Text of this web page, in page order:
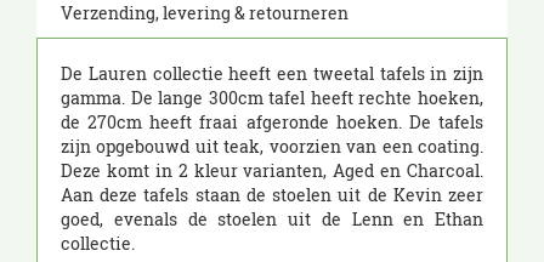
Verzending, levering & retourneren
De Lauren collectie heeft een tweetal tafels in zijn
gamma. De lange 300cm tafel heeft rechte hoeken,
de 270cm heeft fraai afgeronde hoeken. De tafels
zijn opgebouwd uit teak, voorzien van een coating.
Deze komt in 2 kleur varianten, Aged en Charcoal.
Aan deze tafels staan de stoelen uit de Kevin zeer
goed, evenals de stoelen uit de Lenn en Ethan
collectie.